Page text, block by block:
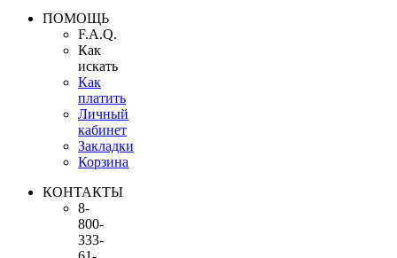
ПОМОЩЬ
F.A.Q.
Как
искать
Как
платить
Личный
кабинет
Закладки
Корзина
КОНТАКТЫ
8-
800-
333-